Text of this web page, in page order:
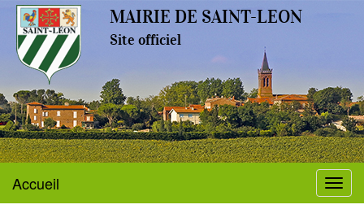
MAIRIE DE SAINT-LEON
Site officiel
Menu
Accueil